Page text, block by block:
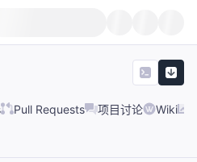
Pull Requests 项目讨论 Wiki